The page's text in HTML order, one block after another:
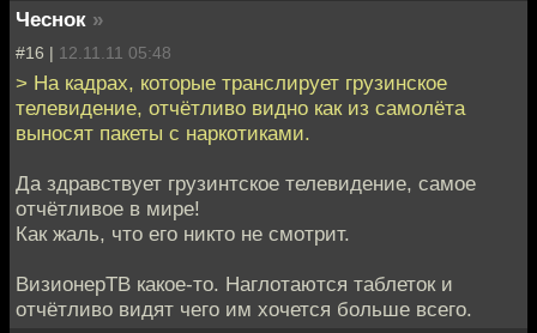
Чеснок »
#16 | 12.11.11 05:48
> На кадрах, которые транслирует грузинское
телевидение, отчётливо видно как из самолёта
выносят пакеты с наркотиками.
Да здравствует грузинтское телевидение, самое
отчётливое в мире!
Как жаль, что его никто не смотрит.
ВизионерТВ какое-то. Наглотаются таблеток и
отчётливо видят чего им хочется больше всего.